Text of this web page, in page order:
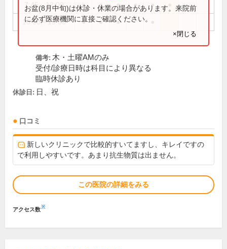
7:45～12:00 ● ● ● ● ●
16:00～19:00 ● ● ●
お盆(8月中旬)は休診・休業の場合があります。来院前
に必ず医療機関に直接ご確認ください。
×閉じる
備考: 木・土曜AMのみ
受付/診療日時は科目により異なる
臨時休診あり
休診日: 日、祝
口コミ
新しいクリニックで比較的すいてますし、キレイですの
で利用しやすいです。あまり抗生物質は出ません。
この医院の詳細をみる
アクセス数※